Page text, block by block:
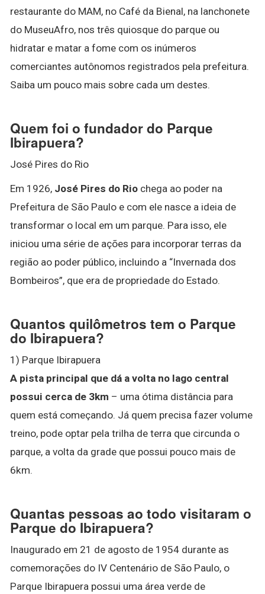
restaurante do MAM, no Café da Bienal, na lanchonete
do MuseuAfro, nos três quiosque do parque ou
hidratar e matar a fome com os inúmeros
comerciantes autônomos registrados pela prefeitura.
Saiba um pouco mais sobre cada um destes.
Quem foi o fundador do Parque
Ibirapuera?
José Pires do Rio
Em 1926, José Pires do Rio chega ao poder na
Prefeitura de São Paulo e com ele nasce a ideia de
transformar o local em um parque. Para isso, ele
iniciou uma série de ações para incorporar terras da
região ao poder público, incluindo a “Invernada dos
Bombeiros”, que era de propriedade do Estado.
Quantos quilômetros tem o Parque
do Ibirapuera?
1) Parque Ibirapuera
A pista principal que dá a volta no lago central
possui cerca de 3km – uma ótima distância para
quem está começando. Já quem precisa fazer volume
treino, pode optar pela trilha de terra que circunda o
parque, a volta da grade que possui pouco mais de
6km.
Quantas pessoas ao todo visitaram o
Parque do Ibirapuera?
Inaugurado em 21 de agosto de 1954 durante as
comemorações do IV Centenário de São Paulo, o
Parque Ibirapuera possui uma área verde de